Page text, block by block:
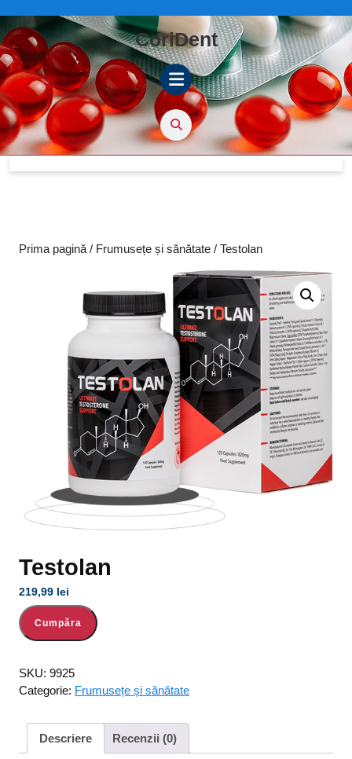
content
CoriDent
Open
Button
Prima pagină / Frumusețe și sănătate / Testolan
Testolan
219,99 lei
Cumpăra
SKU: 9925
Categorie: Frumusețe și sănătate
Descriere Recenzii (0)